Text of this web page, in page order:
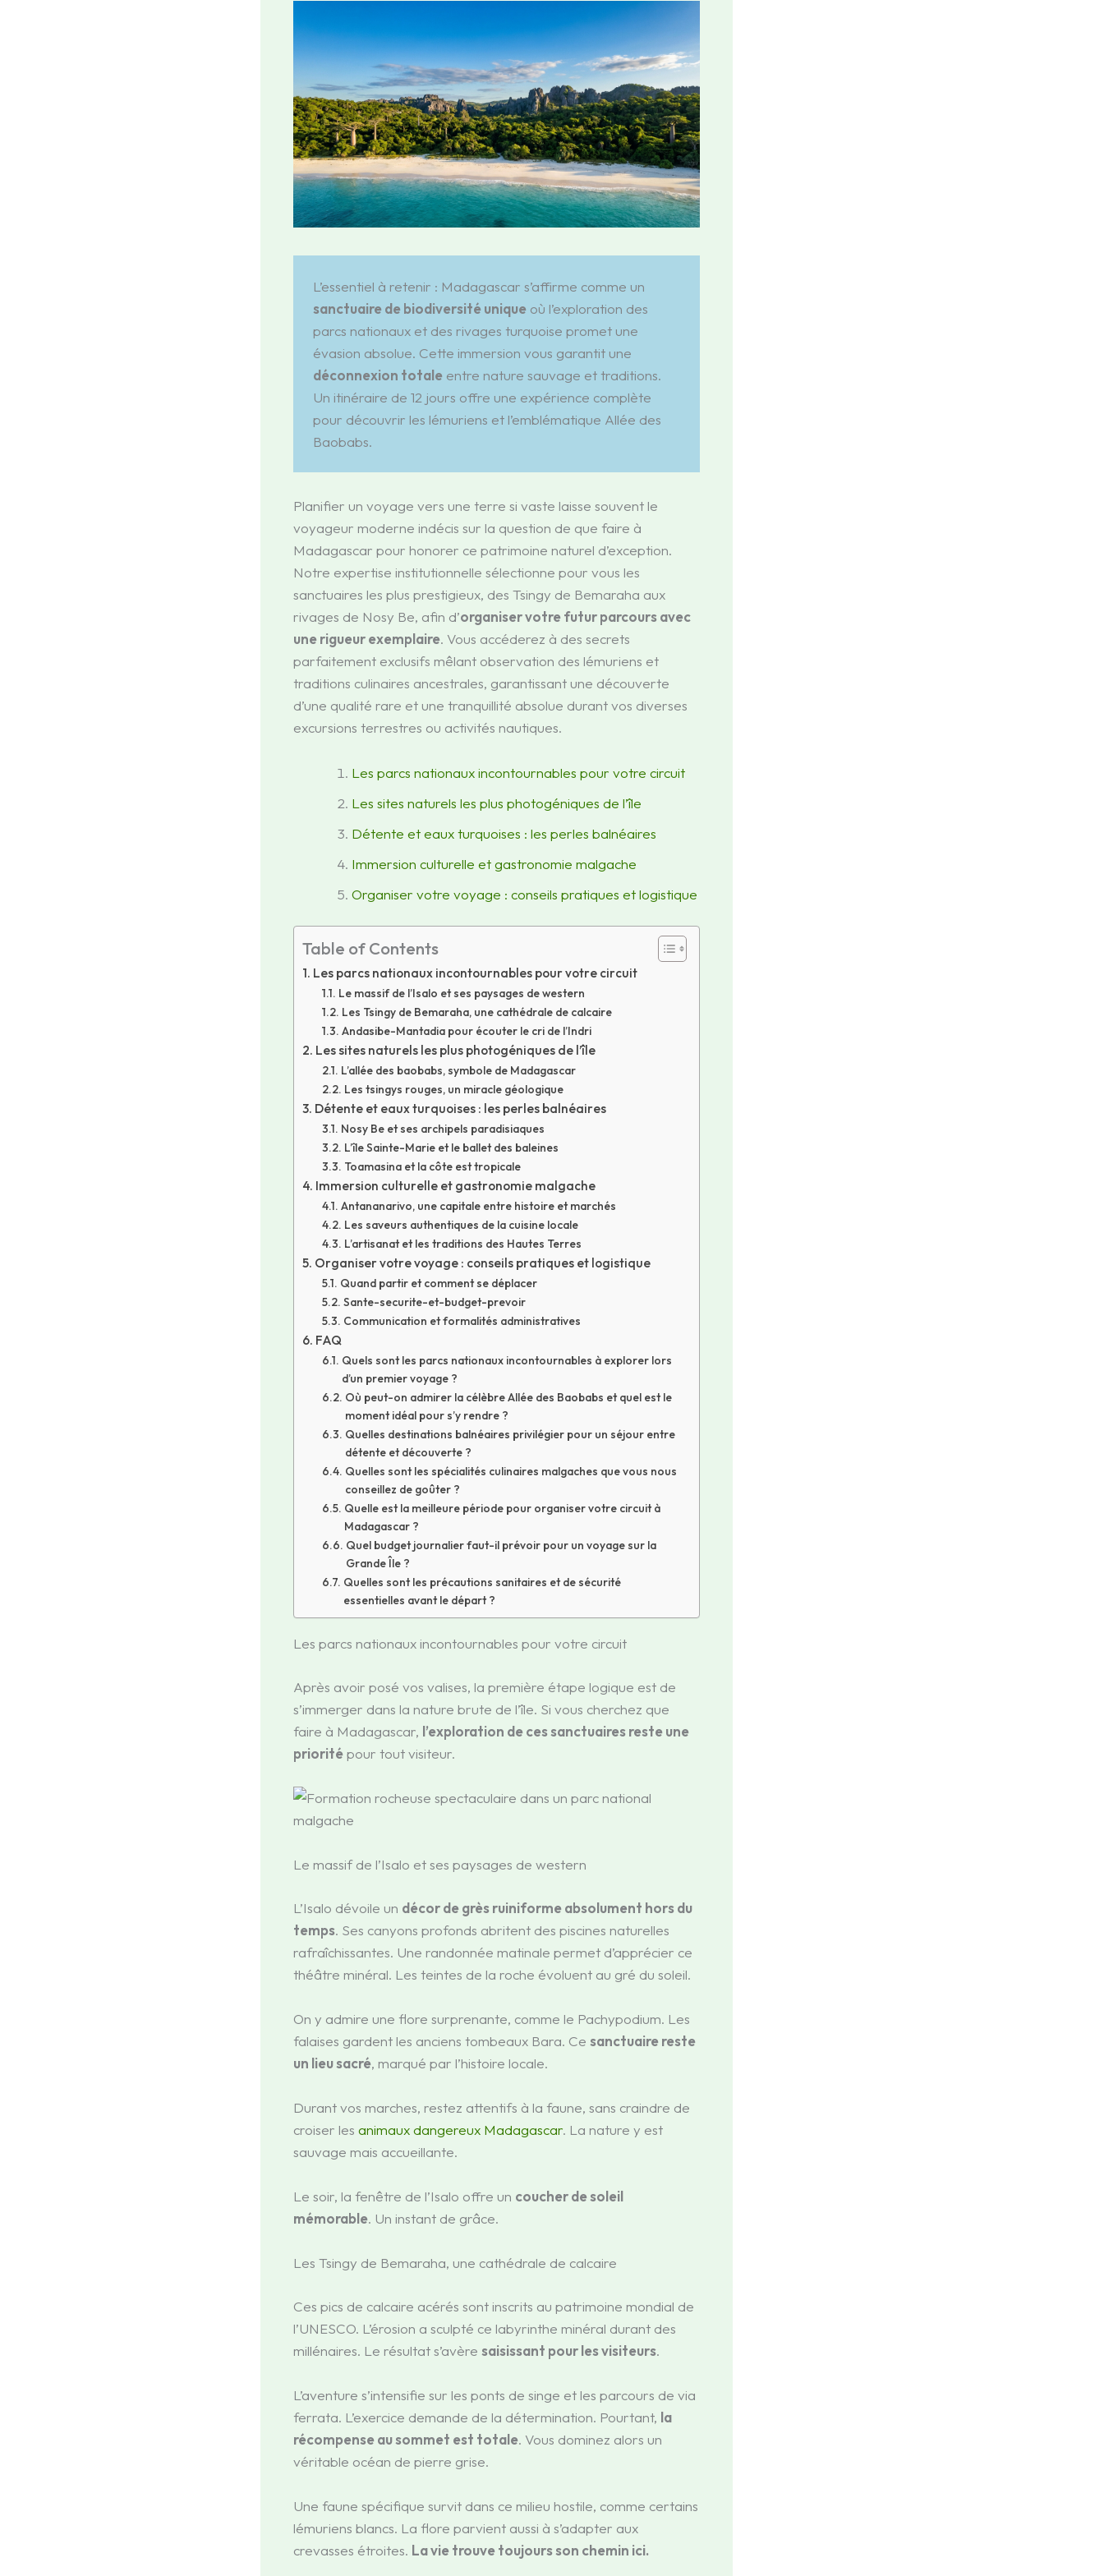
L’essentiel à retenir : Madagascar s’affirme comme un
sanctuaire de biodiversité unique où l’exploration des
parcs nationaux et des rivages turquoise promet une
évasion absolue. Cette immersion vous garantit une
déconnexion totale entre nature sauvage et traditions.
Un itinéraire de 12 jours offre une expérience complète
pour découvrir les lémuriens et l’emblématique Allée des
Baobabs.
Planifier un voyage vers une terre si vaste laisse souvent le
voyageur moderne indécis sur la question de que faire à
Madagascar pour honorer ce patrimoine naturel d’exception.
Notre expertise institutionnelle sélectionne pour vous les
sanctuaires les plus prestigieux, des Tsingy de Bemaraha aux
rivages de Nosy Be, afin d’organiser votre futur parcours avec
une rigueur exemplaire. Vous accéderez à des secrets
parfaitement exclusifs mêlant observation des lémuriens et
traditions culinaires ancestrales, garantissant une découverte
d’une qualité rare et une tranquillité absolue durant vos diverses
excursions terrestres ou activités nautiques.
Les parcs nationaux incontournables pour votre circuit
Les sites naturels les plus photogéniques de l’île
Détente et eaux turquoises : les perles balnéaires
Immersion culturelle et gastronomie malgache
Organiser votre voyage : conseils pratiques et logistique
Table of Contents
Les parcs nationaux incontournables pour votre circuit
Le massif de l’Isalo et ses paysages de western
Les Tsingy de Bemaraha, une cathédrale de calcaire
Andasibe-Mantadia pour écouter le cri de l’Indri
Les sites naturels les plus photogéniques de l’île
L’allée des baobabs, symbole de Madagascar
Les tsingys rouges, un miracle géologique
Détente et eaux turquoises : les perles balnéaires
Nosy Be et ses archipels paradisiaques
L’île Sainte-Marie et le ballet des baleines
Toamasina et la côte est tropicale
Immersion culturelle et gastronomie malgache
Antananarivo, une capitale entre histoire et marchés
Les saveurs authentiques de la cuisine locale
L’artisanat et les traditions des Hautes Terres
Organiser votre voyage : conseils pratiques et logistique
Quand partir et comment se déplacer
Sante-securite-et-budget-prevoir
Communication et formalités administratives
FAQ
Quels sont les parcs nationaux incontournables à explorer lors
d’un premier voyage ?
Où peut-on admirer la célèbre Allée des Baobabs et quel est le
moment idéal pour s’y rendre ?
Quelles destinations balnéaires privilégier pour un séjour entre
détente et découverte ?
Quelles sont les spécialités culinaires malgaches que vous nous
conseillez de goûter ?
Quelle est la meilleure période pour organiser votre circuit à
Madagascar ?
Quel budget journalier faut-il prévoir pour un voyage sur la
Grande Île ?
Quelles sont les précautions sanitaires et de sécurité
essentielles avant le départ ?
Les parcs nationaux incontournables pour votre circuit
Après avoir posé vos valises, la première étape logique est de
s’immerger dans la nature brute de l’île. Si vous cherchez que
faire à Madagascar, l’exploration de ces sanctuaires reste une
prioritépour tout visiteur.
Le massif de l’Isalo et ses paysages de western
L’Isalo dévoile un décor de grès ruiniforme absolument hors du
temps. Ses canyons profonds abritent des piscines naturelles
rafraîchissantes. Une randonnée matinale permet d’apprécier ce
théâtre minéral. Les teintes de la roche évoluent au gré du soleil.
On y admire une flore surprenante, comme le Pachypodium. Les
falaises gardent les anciens tombeaux Bara. Ce sanctuaire reste
un lieu sacré, marqué par l’histoire locale.
Durant vos marches, restez attentifs à la faune, sans craindre de
croiser les animaux dangereux Madagascar. La nature y est
sauvage mais accueillante.
Le soir, la fenêtre de l’Isalo offre un coucher de soleil
mémorable. Un instant de grâce.
Les Tsingy de Bemaraha, une cathédrale de calcaire
Ces pics de calcaire acérés sont inscrits au patrimoine mondial de
l’UNESCO. L’érosion a sculpté ce labyrinthe minéral durant des
millénaires. Le résultat s’avère saisissant pour les visiteurs.
L’aventure s’intensifie sur les ponts de singe et les parcours de via
ferrata. L’exercice demande de la détermination. Pourtant, la
récompense au sommet est totale. Vous dominez alors un
véritable océan de pierre grise.
Une faune spécifique survit dans ce milieu hostile, comme certains
lémuriens blancs. La flore parvient aussi à s’adapter aux
crevasses étroites. La vie trouve toujours son chemin ici.